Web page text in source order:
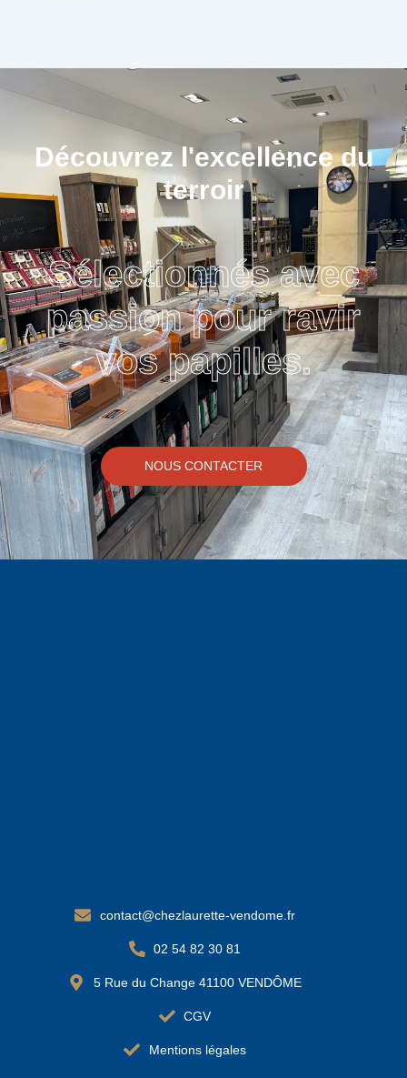
Découvrez l'excellence du
terroir
Sélectionnés avec
passion pour ravir
vos papilles.
NOUS CONTACTER
contact@chezlaurette-vendome.fr
02 54 82 30 81
5 Rue du Change 41100 VENDÔME
CGV
Mentions légales